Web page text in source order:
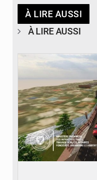
À LIRE AUSSI
À LIRE AUSSI